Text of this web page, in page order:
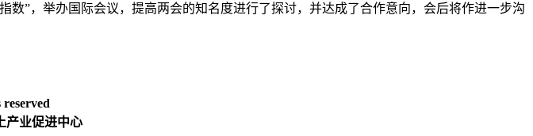
”，举办国际会议，提高两会的知名度进行了探讨，并达成了合作意向，会后将作进一步沟
产业促进中心